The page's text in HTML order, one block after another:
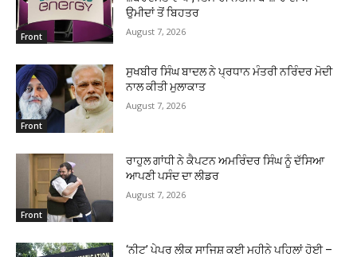
Front
ਉਮੀਦਾਂ ਤੋਂ ਬਿਹਤਰ
August 7, 2026
Front
ਸੁਖਬੀਰ ਸਿੰਘ ਬਾਦਲ ਨੇ ਪ੍ਰਧਾਨ ਮੰਤਰੀ ਨਰਿੰਦਰ ਮੋਦੀ
ਨਾਲ ਕੀਤੀ ਮੁਲਾਕਾਤ
August 7, 2026
Front
ਰਾਹੁਲ ਗਾਂਧੀ ਨੇ ਕੈਪਟਨ ਅਮਰਿੰਦਰ ਸਿੰਘ ਨੂੰ ਦੱਸਿਆ
ਆਪਣੀ ਪਸੰਦ ਦਾ ਲੀਡਰ
August 7, 2026
‘ਨੀਟ’ ਪੇਪਰ ਲੀਕ ਸਾਜਿਸ਼ ਕਈ ਮਹੀਨੇ ਪਹਿਲਾਂ ਹੋਈ –